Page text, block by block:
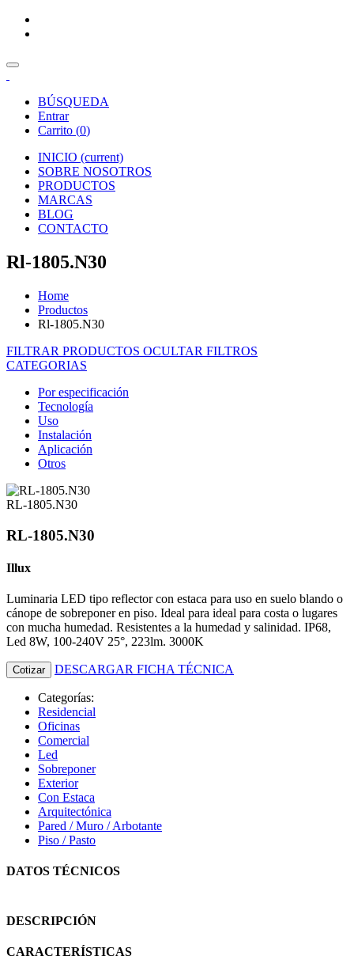
BÚSQUEDA
Entrar
Carrito (0)
INICIO (current)
SOBRE NOSOTROS
PRODUCTOS
MARCAS
BLOG
CONTACTO
Rl-1805.N30
Home
Productos
Rl-1805.N30
FILTRAR PRODUCTOS OCULTAR FILTROS
CATEGORIAS
Por especificación
Tecnología
Uso
Instalación
Aplicación
Otros
RL-1805.N30
RL-1805.N30
Illux
Luminaria LED tipo reflector con estaca para uso en suelo blando o
cánope de sobreponer en piso. Ideal para ideal para costa o lugares
con mucha humedad. Resistentes a la humedad y salinidad. IP68,
Led 8W, 100-240V 25°, 223lm. 3000K
Cotizar DESCARGAR FICHA TÉCNICA
Categorías:
Residencial
Oficinas
Comercial
Led
Sobreponer
Exterior
Con Estaca
Arquitectónica
Pared / Muro / Arbotante
Piso / Pasto
DATOS TÉCNICOS
DESCRIPCIÓN
CARACTERÍSTICAS